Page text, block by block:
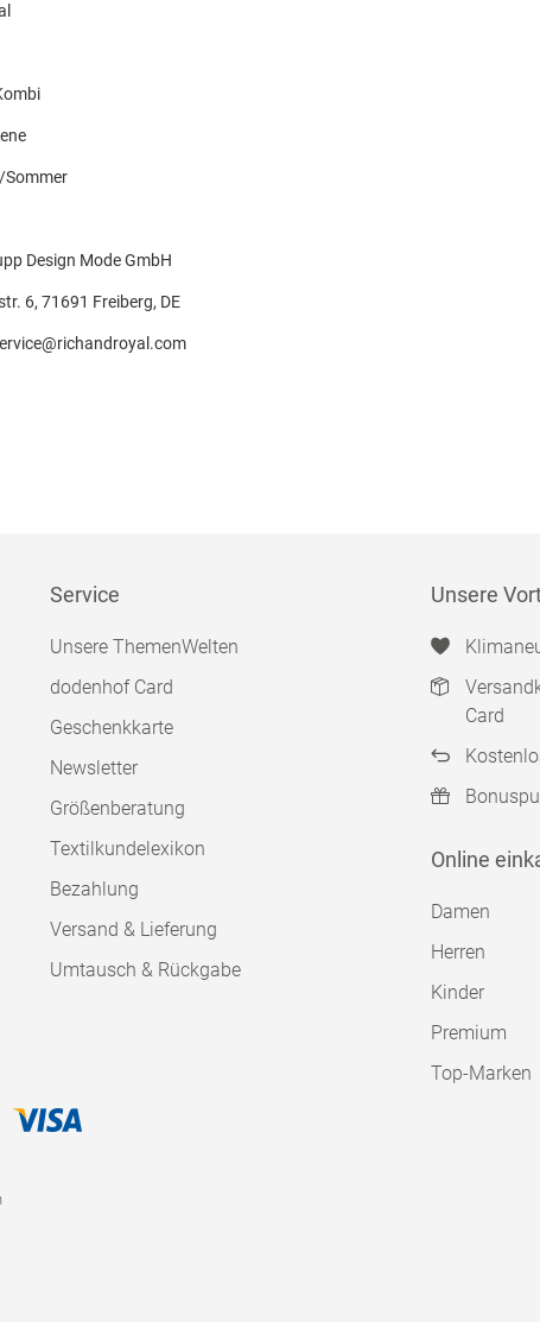
Sommer
Design Mode GmbH
6, 71691 Freiberg, DE
Service
Unsere ThemenWelten
dodenhof Card
Geschenkkarte
Newsletter
Größenberatung
Textilkundelexikon
Bezahlung
Versand & Lieferung
Umtausch & Rückgabe
Unsere
Card
Online
Damen
Herren
Kinder
Premium
Top-Marken